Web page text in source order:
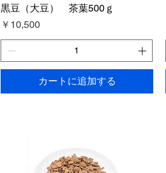
黒豆（大豆） 茶葉500ｇ
価格
￥10,500
カートに追加する